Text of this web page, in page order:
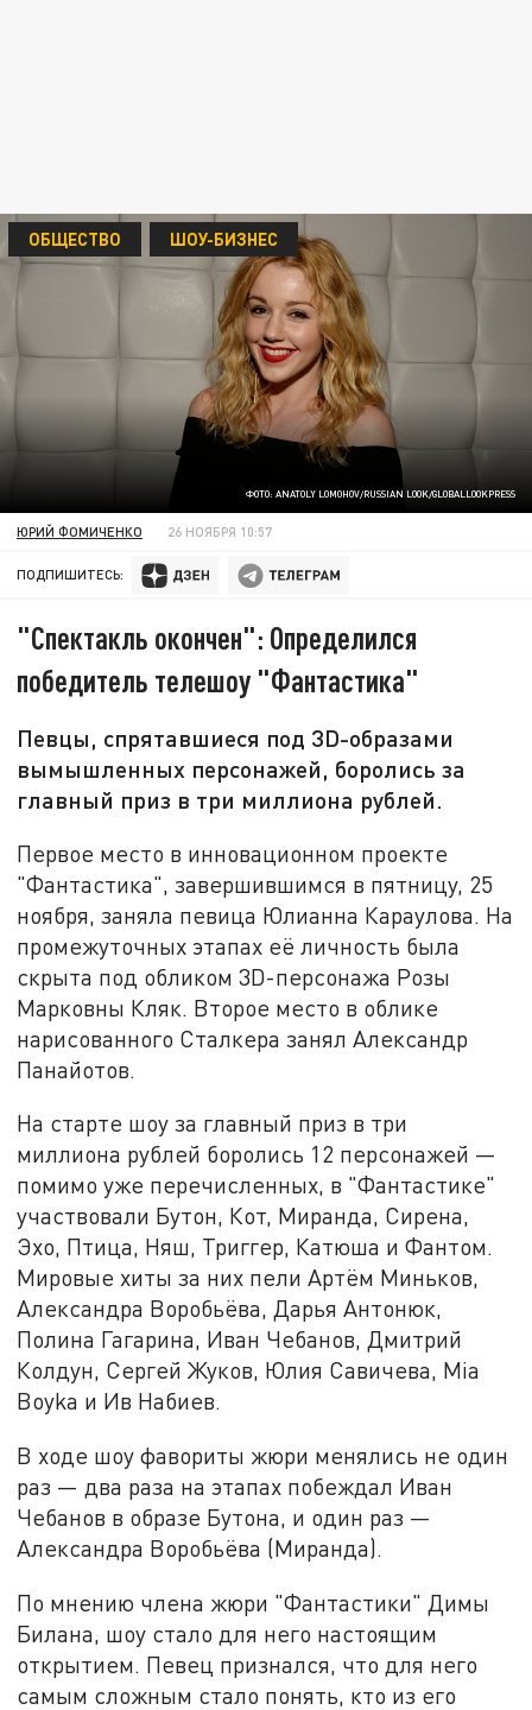
ФОТО: ANATOLY LOMOHOV/RUSSIAN LOOK/GLOBALLOOKPRESS
ОБЩЕСТВО ШОУ-БИЗНЕС
ЮРИЙ ФОМИЧЕНКО 26 НОЯБРЯ 10:57
ПОДПИШИТЕСЬ:
"Спектакль окончен": Определился
победитель телешоу "Фантастика"
Певцы, спрятавшиеся под 3D-образами
вымышленных персонажей, боролись за
главный приз в три миллиона рублей.
Первое место в инновационном проекте
"Фантастика", завершившимся в пятницу, 25
ноября, заняла певица Юлианна Караулова. На
промежуточных этапах её личность была
скрыта под обликом 3D-персонажа Розы
Марковны Кляк. Второе место в облике
нарисованного Сталкера занял Александр
Панайотов.
На старте шоу за главный приз в три
миллиона рублей боролись 12 персонажей —
помимо уже перечисленных, в "Фантастике"
участвовали Бутон, Кот, Миранда, Сирена,
Эхо, Птица, Няш, Триггер, Катюша и Фантом.
Мировые хиты за них пели Артём Миньков,
Александра Воробьёва, Дарья Антонюк,
Полина Гагарина, Иван Чебанов, Дмитрий
Колдун, Сергей Жуков, Юлия Савичева, Mia
Boyka и Ив Набиев.
В ходе шоу фавориты жюри менялись не один
раз — два раза на этапах побеждал Иван
Чебанов в образе Бутона, и один раз —
Александра Воробьёва (Миранда).
По мнению члена жюри "Фантастики" Димы
Билана, шоу стало для него настоящим
открытием. Певец признался, что для него
самым сложным стало понять, кто из его